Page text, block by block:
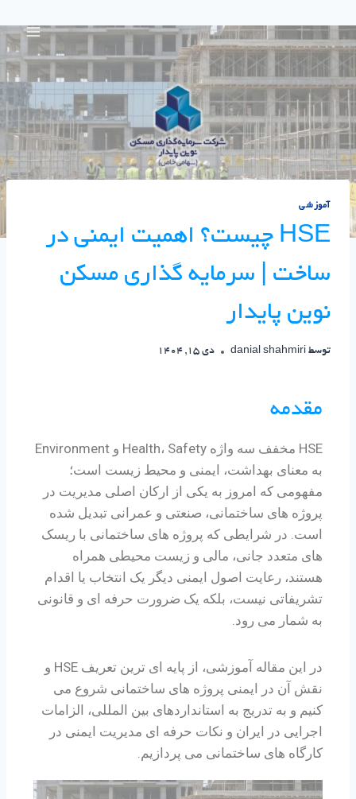
آموزشی
HSE چیست؟ اهمیت ایمنی در
ساخت | سرمایه گذاری مسکن
نوین پایدار
توسط danial shahmiri دی 15, 1404
مقدمه
HSE مخفف سه واژه Health، Safety و Environment
به معنای بهداشت، ایمنی و محیط زیست است؛
مفهومی که امروز به یکی از ارکان اصلی مدیریت در
پروژه های ساختمانی، صنعتی و عمرانی تبدیل شده
است. در شرایطی که پروژه های ساختمانی با ریسک
های متعدد جانی، مالی و زیست محیطی همراه
هستند، رعایت اصول ایمنی دیگر یک انتخاب یا اقدام
تشریفاتی نیست، بلکه یک ضرورت حرفه ای و قانونی
به شمار می رود.
در این مقاله آموزشی، از پایه ای ترین تعریف HSE و
نقش آن در ایمنی پروژه های ساختمانی شروع می
کنیم و به تدریج به استانداردهای بین المللی، الزامات
اجرایی در ایران و نکات حرفه ای مدیریت ایمنی در
کارگاه های ساختمانی می پردازیم.